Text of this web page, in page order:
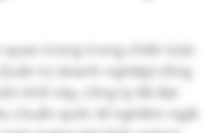
trọng trong chiến lược
trị doanh nghiệp) tổng
khổ này, công ty đã đạt
chuẩn quốc tế nghiêm ngặt